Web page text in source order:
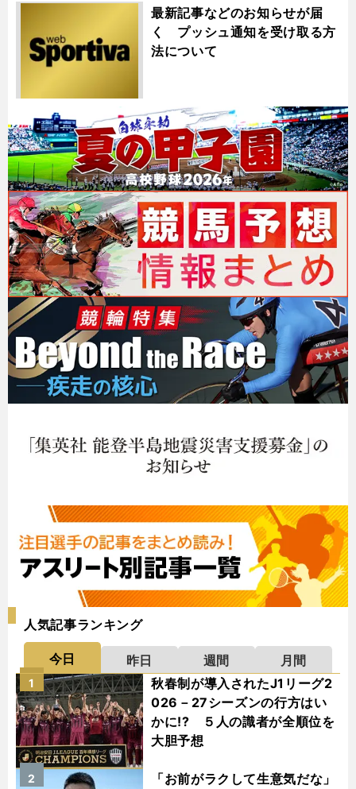
最新記事などのお知らせが届
く プッシュ通知を受け取る方
法について
人気記事ランキング
今日 昨日 週間
月間
秋春制が導入されたJ1リーグ2
026－27シーズンの行方はい
かに!? ５人の識者が全順位を
大胆予想
1
「お前がラクして生意気だな」
2